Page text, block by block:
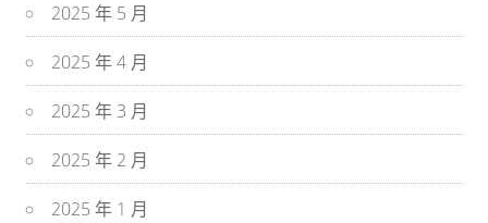
2025 年 5 月
2025 年 4 月
2025 年 3 月
2025 年 2 月
2025 年 1 月